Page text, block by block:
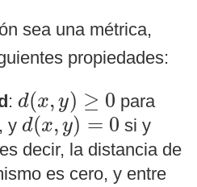
sea una métrica,
propiedades:
: d(x, y) ≥ 0
d( ≥ 0
para
, y d(x, y) = 0
d(x , y)=0
si y
decir, la distancia de
es cero, y entre